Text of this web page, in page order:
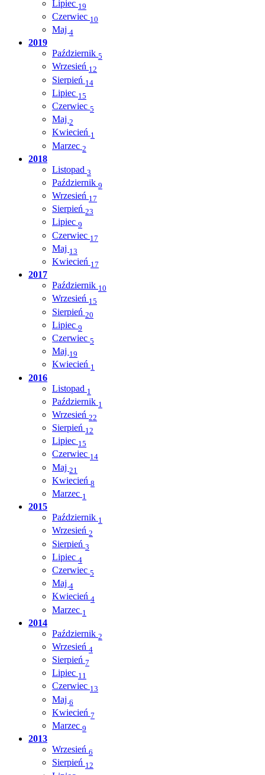
Lipiec 19
Czerwiec 10
Maj 4
2019
Październik 5
Wrzesień 12
Sierpień 14
Lipiec 15
Czerwiec 5
Maj 2
Kwiecień 1
Marzec 2
2018
Listopad 3
Październik 9
Wrzesień 17
Sierpień 23
Lipiec 9
Czerwiec 17
Maj 13
Kwiecień 17
2017
Październik 10
Wrzesień 15
Sierpień 20
Lipiec 9
Czerwiec 5
Maj 19
Kwiecień 1
2016
Listopad 1
Październik 1
Wrzesień 22
Sierpień 12
Lipiec 15
Czerwiec 14
Maj 21
Kwiecień 8
Marzec 1
2015
Październik 1
Wrzesień 2
Sierpień 3
Lipiec 4
Czerwiec 5
Maj 4
Kwiecień 4
Marzec 1
2014
Październik 2
Wrzesień 4
Sierpień 7
Lipiec 11
Czerwiec 13
Maj 6
Kwiecień 7
Marzec 9
2013
Wrzesień 6
Sierpień 12